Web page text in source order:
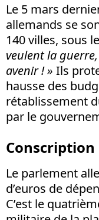
Le 5 mars
allemands se
140 villes, sous
veulent la
avenir ! » Ils
hausse des
rétablissement
par le
Le parlement
d’euros de
C’est le